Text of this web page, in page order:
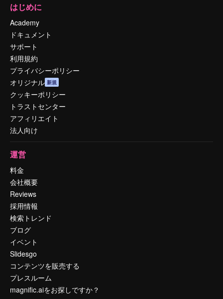
はじめに
Academy
ドキュメント
サポート
利用規約
プライバシーポリシー
オリジナル 新規
クッキーポリシー
トラストセンター
アフィリエイト
法人向け
運営
料金
会社概要
Reviews
採用情報
検索トレンド
ブログ
イベント
Slidesgo
コンテンツを販売する
プレスルーム
magnific.aiをお探しですか？